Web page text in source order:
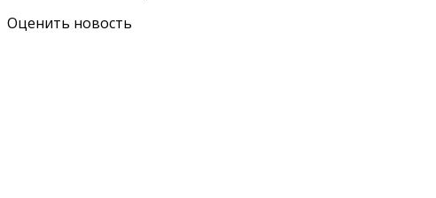
Оценить новость